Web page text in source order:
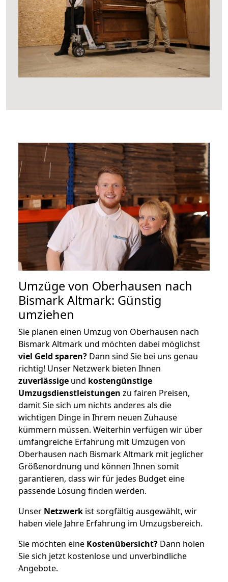
Umzüge von Oberhausen nach
Bismark Altmark: Günstig
umziehen
Sie planen einen Umzug von Oberhausen nach
Bismark Altmark und möchten dabei möglichst
viel Geld sparen? Dann sind Sie bei uns genau
richtig! Unser Netzwerk bieten Ihnen
zuverlässige und kostengünstige
Umzugsdienstleistungen zu fairen Preisen,
damit Sie sich um nichts anderes als die
wichtigen Dinge in Ihrem neuen Zuhause
kümmern müssen. Weiterhin verfügen wir über
umfangreiche Erfahrung mit Umzügen von
Oberhausen nach Bismark Altmark mit jeglicher
Größenordnung und können Ihnen somit
garantieren, dass wir für jedes Budget eine
passende Lösung finden werden.
Unser Netzwerk ist sorgfältig ausgewählt, wir
haben viele Jahre Erfahrung im Umzugsbereich.
Sie möchten eine Kostenübersicht? Dann holen
Sie sich jetzt kostenlose und unverbindliche
Angebote.